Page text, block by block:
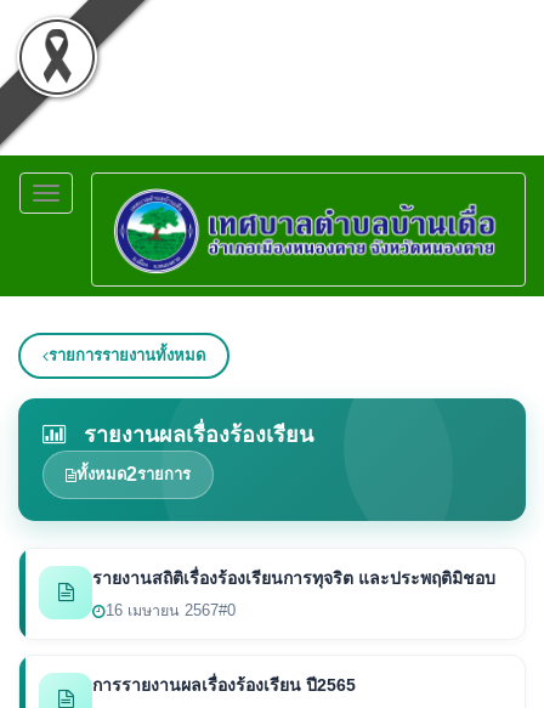
Toggle
navigation
รายการรายงานทั้งหมด
รายงานผลเรื่องร้องเรียน
ทั้งหมด2รายการ
รายงานสถิติเรื่องร้องเรียนการทุจริต และประพฤติมิชอบ
16 เมษายน 2567#0
การรายงานผลเรื่องร้องเรียน ปี2565